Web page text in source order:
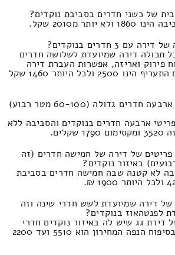
של כשני חדרים בסביבת נוקדים?
מ2010 שקל.
3 חדרים בנוקדים?
תכולה דירה שמיועדת לשלושה חדרים
פירוק ואריזה, אפשרות העברת דירה
מפנים בית של שותפים התעריף הינו 2500 ולכל היותר 1460 שקל
מה מחיר הובלת דירת ארבעה חדרים גדולה (60-100 מטר רבוע)
ארבעה חדרים בנוקדים והסביבה ללא
של דירה של חמישה חדרים (זה
לא קטנה שבה חמישה חדרים בסביבת
דירה שמיועדת לשש חדרי שינה וזה
לפנטהאוז בנוקדים?
דירת גג שיש לה באיזור נוקדים חדרי
שינה X6 ולכל היותר בסיפוח הנפה המחירון הוא 5510 ועד 2200